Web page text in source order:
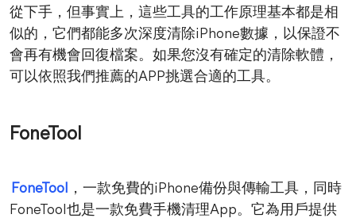
從下手，但事實上，這些工具的工作原理基本都是相
似的，它們都能多次深度清除iPhone數據，以保證不
會再有機會回復檔案。如果您沒有確定的清除軟體，
可以依照我們推薦的APP挑選合適的工具。
FoneTool
FoneTool ，一款免費的iPhone備份與傳輸工具，同時
FoneTool也是一款免費手機清理App。它為用戶提供